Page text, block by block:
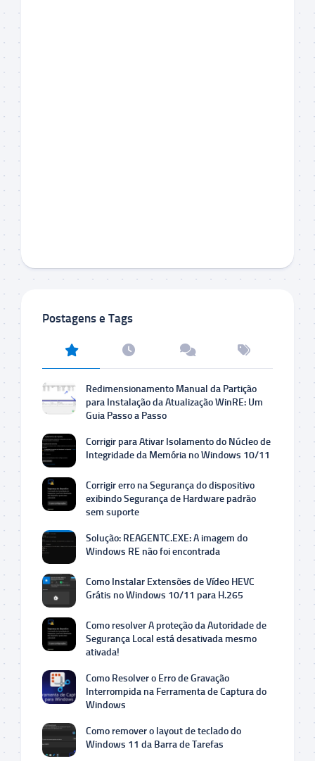
Postagens e Tags
Redimensionamento Manual da Partição
para Instalação da Atualização WinRE: Um
Guia Passo a Passo
Corrigir para Ativar Isolamento do Núcleo de
Integridade da Memória no Windows 10/11
Corrigir erro na Segurança do dispositivo
exibindo Segurança de Hardware padrão
sem suporte
Solução: REAGENTC.EXE: A imagem do
Windows RE não foi encontrada
Como Instalar Extensões de Vídeo HEVC
Grátis no Windows 10/11 para H.265
Como resolver A proteção da Autoridade de
Segurança Local está desativada mesmo
ativada!
Como Resolver o Erro de Gravação
Interrompida na Ferramenta de Captura do
Windows
Como remover o layout de teclado do
Windows 11 da Barra de Tarefas